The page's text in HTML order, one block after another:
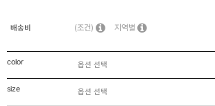
배송비 (조건) 지역별
color
size